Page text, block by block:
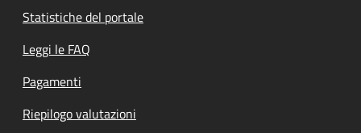
Statistiche del portale
Leggi le FAQ
Pagamenti
Riepilogo valutazioni